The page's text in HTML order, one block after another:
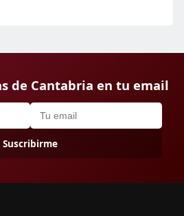
de Cantabria en tu email
Suscribirme